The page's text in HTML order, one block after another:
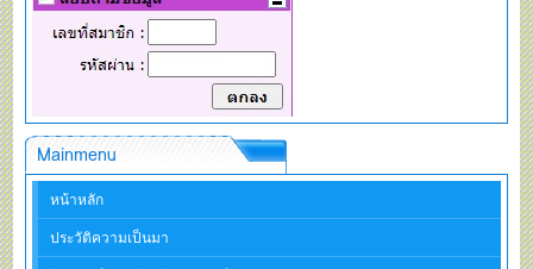
Mainmenu
หน้าหลัก
ประวัติความเป็นมา